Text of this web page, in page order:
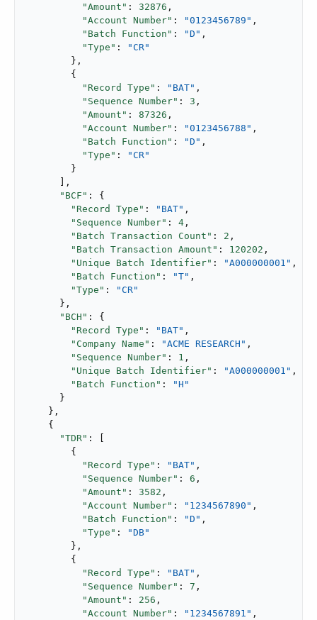
"Amount" : 32876 ,
"Account Number" : "0123456789" ,
"Batch Function" : "D" ,
"Type" :
"CR"
        },
        {
"Record Type" : "BAT" ,
"Sequence Number" : 3 ,
"Amount" : 87326 ,
"Account Number" : "0123456788" ,
"Batch Function" : "D" ,
"Type" :
"CR"
        }
      ],
"BCF" : {
"Record Type" : "BAT" ,
"Sequence Number" : 4 ,
"Batch Transaction Count" : 2 ,
"Batch Transaction Amount" : 120202 ,
"Unique Batch Identifier" : "A000000001" ,
"Batch Function" : "T" ,
"Type" :
"CR"
      },
"BCH" : {
"Record Type" : "BAT" ,
"Company Name" : "ACME RESEARCH" ,
"Sequence Number" : 1 ,
"Unique Batch Identifier" : "A000000001" ,
"Batch Function" :
"H"
      }
    },
    {
"TDR" : [
        {
"Record Type" : "BAT" ,
"Sequence Number" : 6 ,
"Amount" : 3582 ,
"Account Number" : "1234567890" ,
"Batch Function" : "D" ,
"Type" :
"DB"
        },
        {
"Record Type" : "BAT" ,
"Sequence Number" : 7 ,
"Amount" : 256 ,
"Account Number" : "1234567891" ,